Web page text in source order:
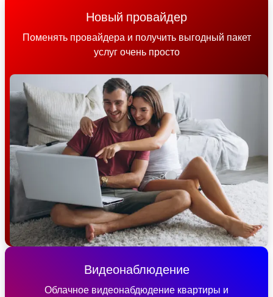
Новый провайдер
Поменять провайдера и получить выгодный пакет
услуг очень просто
Видеонаблюдение
Облачное видеонабдюдение квартиры и